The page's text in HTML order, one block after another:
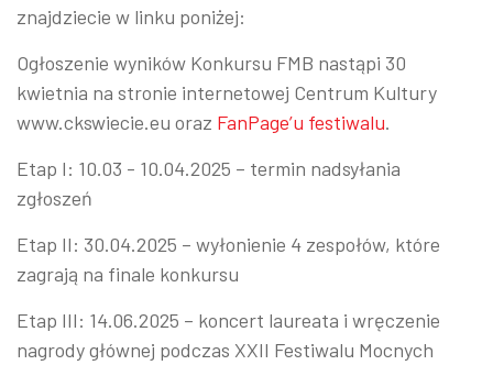
znajdziecie w linku poniżej:
Ogłoszenie wyników Konkursu FMB nastąpi 30
kwietnia na stronie internetowej Centrum Kultury
www.ckswiecie.eu oraz FanPage’u festiwalu.
Etap I: 10.03 - 10.04.2025 – termin nadsyłania
zgłoszeń
Etap II: 30.04.2025 – wyłonienie 4 zespołów, które
zagrają na finale konkursu
Etap III: 14.06.2025 – koncert laureata i wręczenie
nagrody głównej podczas XXII Festiwalu Mocnych